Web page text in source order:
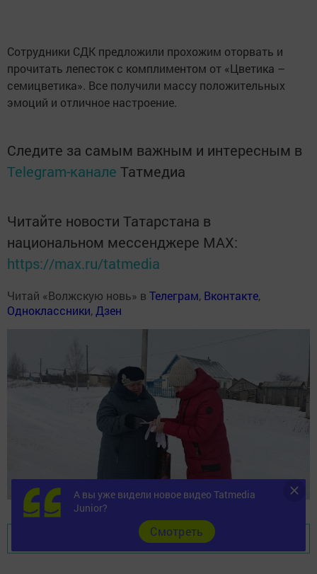
Сотрудники СДК предложили прохожим оторвать и
прочитать лепесток с комплиментом от «Цветика –
семицветика». Все получили массу положительных
эмоций и отличное настроение.
Следите за самым важным и интересным в
Telegram-канале Татмедиа
Читайте новости Татарстана в
национальном мессенджере MАХ:
https://max.ru/tatmedia
Читай «Волжскую новь» в Телеграм, Вконтакте,
Одноклассники, Дзен
Перейти на страницу новости
А вы уже видели новое видео Tatmedia
Junior?
Cмотреть